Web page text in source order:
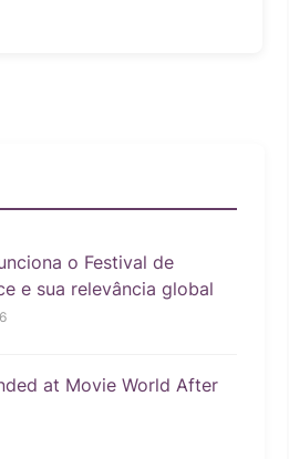
o Festival de
e sua relevância global
at Movie World After